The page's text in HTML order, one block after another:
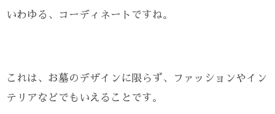
いわゆる、コーディネートですね。
これは、お墓のデザインに限らず、ファッションやイン
テリアなどでもいえることです。